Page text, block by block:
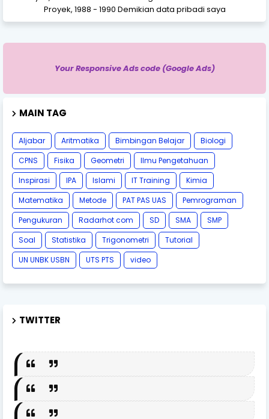
Proyek, 1988 - 1990 Demikian data pribadi saya
Your Responsive Ads code (Google Ads)
MAIN TAG
Aljabar Aritmatika Bimbingan Belajar
Biologi
CPNS
Fisika Geometri
Ilmu Pengetahuan
Inspirasi
IPA Islami IT Training
Kimia
Matematika
Metode PAT PAS UAS
Pemrograman
Pengukuran
Radarhot com SD SMA
SMP
Soal
Statistika Trigonometri
Tutorial
UN UNBK USBN
UTS PTS video
TWITTER